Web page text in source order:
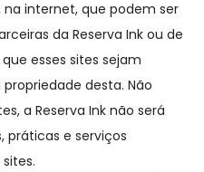
na internet, que podem ser
da Reserva Ink ou de
esses sites sejam
desta. Não
a Reserva Ink não será
práticas e serviços